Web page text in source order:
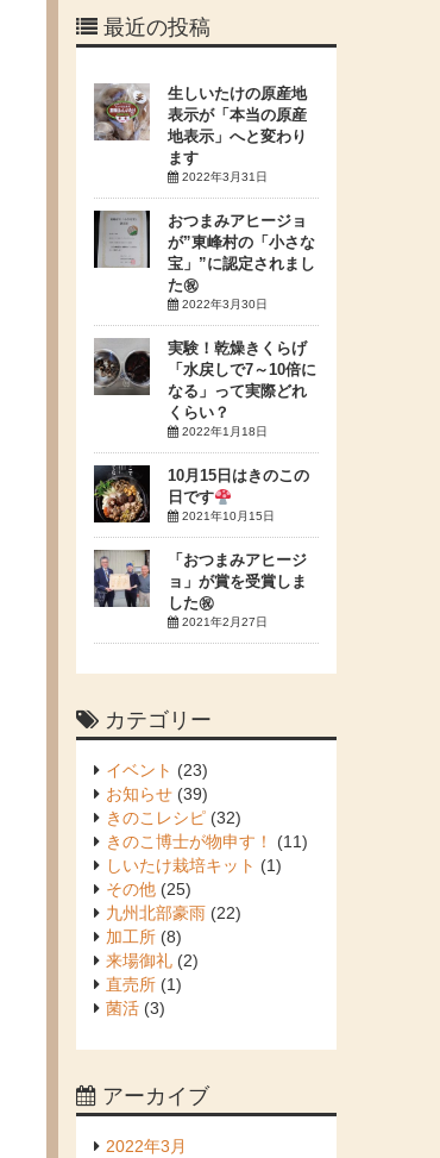
最近の投稿
生しいたけの原産地
表示が「本当の原産
地表示」へと変わり
ます
2022年3月31日
おつまみアヒージョ
が”東峰村の「小さな
宝」”に認定されまし
た㊗
2022年3月30日
実験！乾燥きくらげ
「水戻しで7～10倍に
なる」って実際どれ
くらい？
2022年1月18日
10月15日はきのこの
日です
2021年10月15日
「おつまみアヒージ
ョ」が賞を受賞しま
した㊗
2021年2月27日
カテゴリー
イベント (23)
お知らせ(39)
きのこレシピ(32)
きのこ博士が物申す！
(11)
しいたけ栽培キット (1)
その他(25)
九州北部豪雨(22)
加工所(8)
来場御礼(2)
直売所(1)
菌活(3)
アーカイブ
2022年3月